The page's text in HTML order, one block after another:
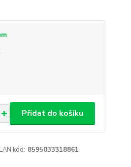
Přidat do košíku
EAN kód: 8595033318861